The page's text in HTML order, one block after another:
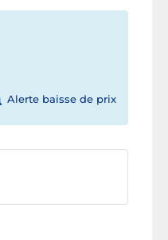
Alerte baisse de prix